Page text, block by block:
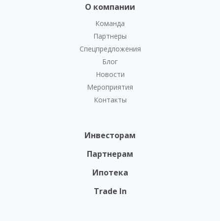
О компании
Команда
Партнеры
Спецпредложения
Блог
Новости
Мероприятия
Контакты
Инвесторам
Партнерам
Ипотека
Trade In